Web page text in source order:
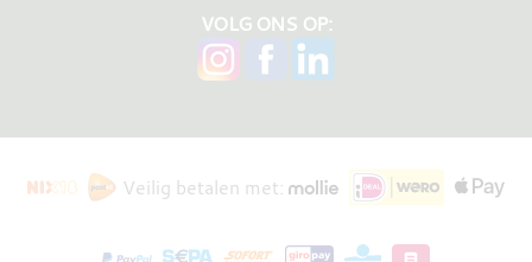
VOLG ONS OP:
Veilig betalen met: